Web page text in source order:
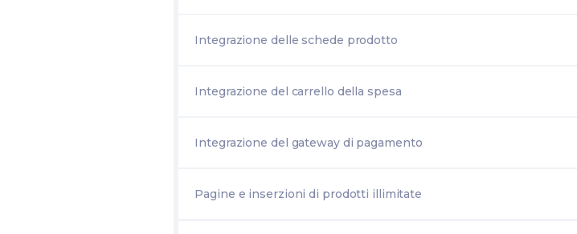
Integrazione delle schede prodotto
Integrazione del carrello della spesa
Integrazione del gateway di pagamento
Pagine e inserzioni di prodotti illimitate